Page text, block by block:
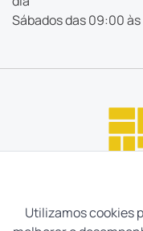
Sábados das 09:00 às
Utilizamos cookies